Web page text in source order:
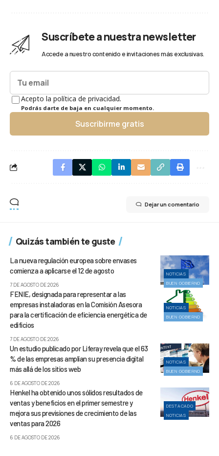
Suscríbete a nuestra newsletter
Accede a nuestro contenido e invitaciones más exclusivas.
Acepto la política de privacidad.
Podrás darte de baja en cualquier momento.
Suscribirme gratis
Dejar un comentario
Quizás también te guste
NOTICIAS
BUEN GOBIERNO
La nueva regulación europea sobre envases
comienza a aplicarse el 12 de agosto
7 DE AGOSTO DE 2026
NOTICIAS
BUEN GOBIERNO
FENIE, designada para representar a las
empresas instaladoras en la Comisión Asesora
para la certificación de eficiencia energética de
edificios
7 DE AGOSTO DE 2026
NOTICIAS
BUEN GOBIERNO
Un estudio publicado por Liferay revela que el 63
% de las empresas amplían su presencia digital
más allá de los sitios web
6 DE AGOSTO DE 2026
DESTACADO
NOTICIAS
Henkel ha obtenido unos sólidos resultados de
ventas y beneficios en el primer semestre y
mejora sus previsiones de crecimiento de las
ventas para 2026
6 DE AGOSTO DE 2026